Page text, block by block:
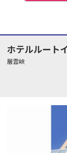
ホテルルート
層雲峡